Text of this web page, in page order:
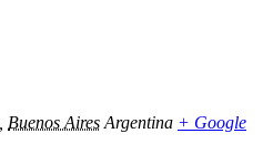
Buenos Aires Argentina + Google